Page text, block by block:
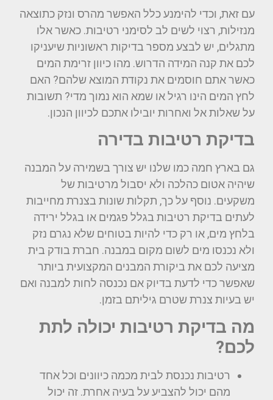
עם זאת, וכדי להימנע כלל האפשר מהרס ונזק כתוצאה
מנזילות, רצוי לשים לב לסימני רטיבות. כאשר אלו
מתגלים, יש לבצע מספר בדיקות ראשוניות שיעניקו
לכם את קנה המידה הדרוש. מהו כיוון זרימת המים
כאשר אתם חוסמים את נקודת המוצא שלהם? האם
לחץ המים הינו רגיל או שמא הוא נמוך מדי? תשובות
על שאלות אל ואחרות יובילו אתכם לכיוון הנכון.
בדיקת רטיבות בדירה
גם בארץ חמה כמו שלנו יש צורך בשמירה על המבנה
שיהיה אטום כהלכה ולא יסבול מרטיבות של
משקעים. נוסף על כך, תקלות שונות בצנרת מחייבות
לעתים בדיקת רטיבות בגלל פגמים או בגלל ירידה
בלחץ מים, או רק כדי להיות בטוחים שלא נגרם נזק
ולא נכנסו מים לשום מקום במבנה. חברת בודק בית
מציעה לכם את ביקורת המבנים המקצועית ביותר
שאפשר כדי לדעת בדיוק אם נכנסה לחות למבנה ואם
יש בעיות צנרת שטרם גיליתם בזמן.
מה בדיקת רטיבות יכולה לתת
לכם?
רטיבות נכנסת לבית מכמה כיוונים וכל אחד
מהם יכול להצביע על בעיה אחרת. זה יכול